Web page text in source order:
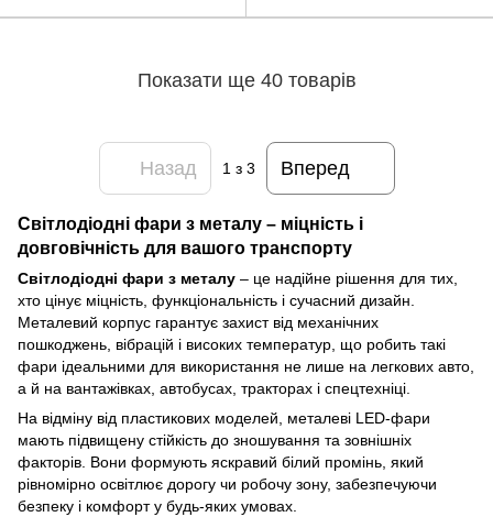
Показати ще 40 товарів
Назад 1 з 3 Вперед
Світлодіодні фари з металу – міцність і
довговічність для вашого транспорту
Світлодіодні фари з металу – це надійне рішення для тих,
хто цінує міцність, функціональність і сучасний дизайн.
Металевий корпус гарантує захист від механічних
пошкоджень, вібрацій і високих температур, що робить такі
фари ідеальними для використання не лише на легкових авто,
а й на вантажівках, автобусах, тракторах і спецтехніці.
На відміну від пластикових моделей, металеві LED-фари
мають підвищену стійкість до зношування та зовнішніх
факторів. Вони формують яскравий білий промінь, який
рівномірно освітлює дорогу чи робочу зону, забезпечуючи
безпеку і комфорт у будь-яких умовах.